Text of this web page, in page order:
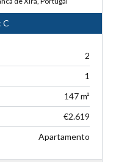
C
2
1
147 m²
€2.619
Apartamento